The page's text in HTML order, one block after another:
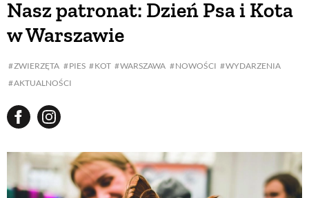
Nasz patronat: Dzień Psa i Kota
w Warszawie
ZWIERZĘTA PIES KOT WARSZAWA NOWOŚCI
WYDARZENIA
AKTUALNOŚCI
BUDUJEMY DOM
ROŚLINY OGRODOWE